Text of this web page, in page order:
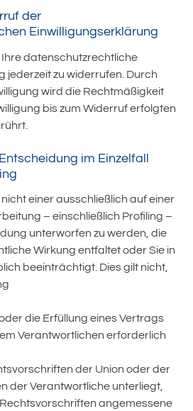
der
Einwilligungserklärung
datenschutzrechtliche
jederzeit zu widerrufen. Durch
wird die Rechtmäßigkeit
bis zum Widerruf erfolgten
im Einzelfall
einer ausschließlich auf einer
– einschließlich Profiling –
unterworfen zu werden, die
Wirkung entfaltet oder Sie in
beeinträchtigt. Dies gilt nicht,
die Erfüllung eines Vertrags
Verantwortlichen erforderlich
der Union oder der
der Verantwortliche unterliegt,
angemessene